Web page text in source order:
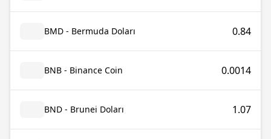
BMD - Bermuda Doları 0.84
BNB - Binance Coin 0.0014
BND - Brunei Doları 1.07